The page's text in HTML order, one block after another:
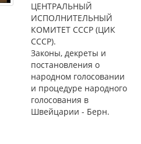
ЦЕНТРАЛЬНЫЙ
ИСПОЛНИТЕЛЬНЫЙ
КОМИТЕТ СССР (ЦИК
СССР).
Законы, декреты и
постановления о
народном голосовании
и процедуре народного
голосования в
Швейцарии - Берн.